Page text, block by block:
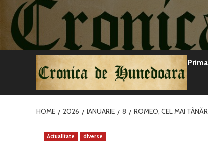
conținut
HOME 2026 IANUARIE 8 ROMEO, CEL MAI
Actualitate diverse